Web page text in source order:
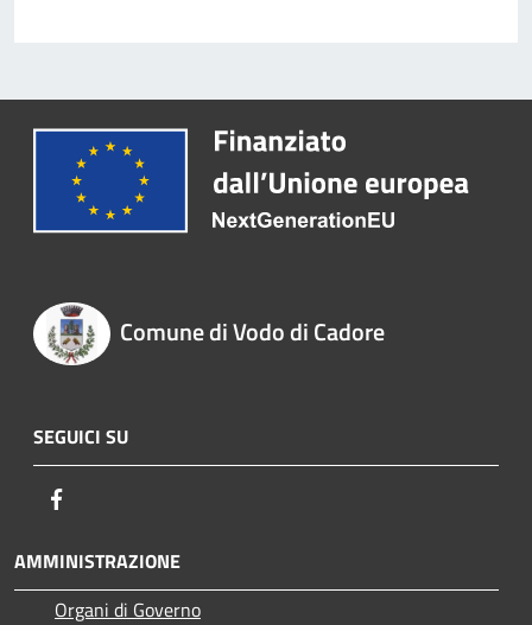
Comune di Vodo di Cadore
SEGUICI SU
AMMINISTRAZIONE
Organi di Governo